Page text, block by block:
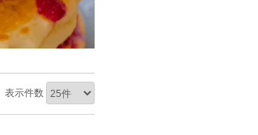
表示件数